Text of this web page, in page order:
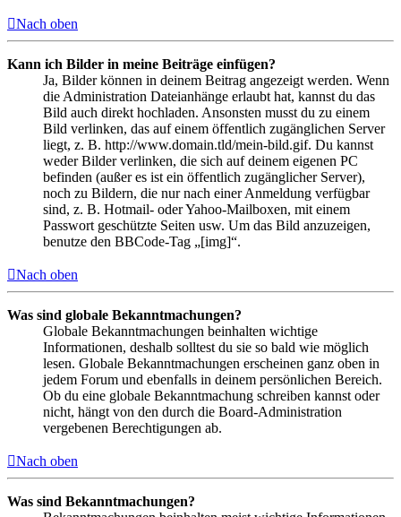
Nach oben
Kann ich Bilder in meine Beiträge einfügen?
Ja, Bilder können in deinem Beitrag angezeigt werden. Wenn
die Administration Dateianhänge erlaubt hat, kannst du das
Bild auch direkt hochladen. Ansonsten musst du zu einem
Bild verlinken, das auf einem öffentlich zugänglichen Server
liegt, z. B. http://www.domain.tld/mein-bild.gif. Du kannst
weder Bilder verlinken, die sich auf deinem eigenen PC
befinden (außer es ist ein öffentlich zugänglicher Server),
noch zu Bildern, die nur nach einer Anmeldung verfügbar
sind, z. B. Hotmail- oder Yahoo-Mailboxen, mit einem
Passwort geschützte Seiten usw. Um das Bild anzuzeigen,
benutze den BBCode-Tag „[img]“.
Nach oben
Was sind globale Bekanntmachungen?
Globale Bekanntmachungen beinhalten wichtige
Informationen, deshalb solltest du sie so bald wie möglich
lesen. Globale Bekanntmachungen erscheinen ganz oben in
jedem Forum und ebenfalls in deinem persönlichen Bereich.
Ob du eine globale Bekanntmachung schreiben kannst oder
nicht, hängt von den durch die Board-Administration
vergebenen Berechtigungen ab.
Nach oben
Was sind Bekanntmachungen?